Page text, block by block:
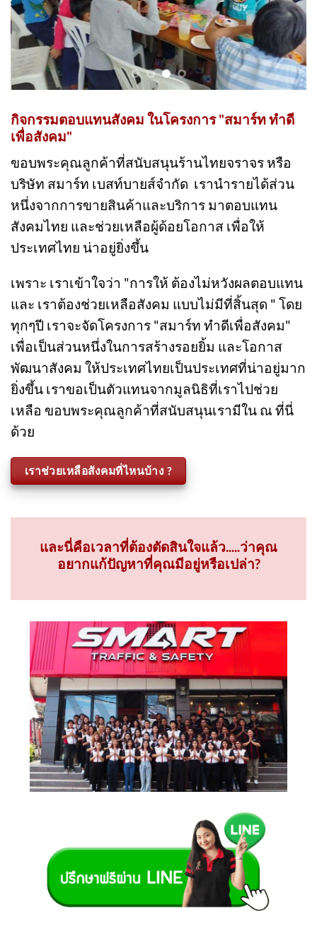
กิจกรรมตอบแทนสังคม ในโครงการ "สมาร์ท ทำดี
เพื่อสังคม"
ขอบพระคุณลูกค้าที่สนับสนุนร้านไทยจราจร หรือ
บริษัท สมาร์ท เบสท์บายส์จำกัด เรานำรายได้ส่วน
หนึ่งจากการขายสินค้าและบริการ มาตอบแทน
สังคมไทย และช่วยเหลือผู้ด้อยโอกาส เพื่อให้
ประเทศไทย น่าอยู่ยิ่งขึ้น
เพราะ เราเข้าใจว่า "การให้ ต้องไม่หวังผลตอบแทน
และ เราต้องช่วยเหลือสังคม แบบไม่มีที่สิ้นสุด " โดย
ทุกๆปี เราจะจัดโครงการ "สมาร์ท ทำดีเพื่อสังคม"
เพื่อเป็นส่วนหนึ่งในการสร้างรอยยิ้ม และโอกาส
พัฒนาสังคม ให้ประเทศไทยเป็นประเทศที่น่าอยู่มาก
ยิ่งขึ้น เราขอเป็นตัวแทนจากมูลนิธิที่เราไปช่วย
เหลือ ขอบพระคุณลูกค้าที่สนับสนุนเรามีใน ณ ที่นี่
ด้วย
และนี่คือเวลาที่ต้องตัดสินใจแล้ว.....ว่าคุณ